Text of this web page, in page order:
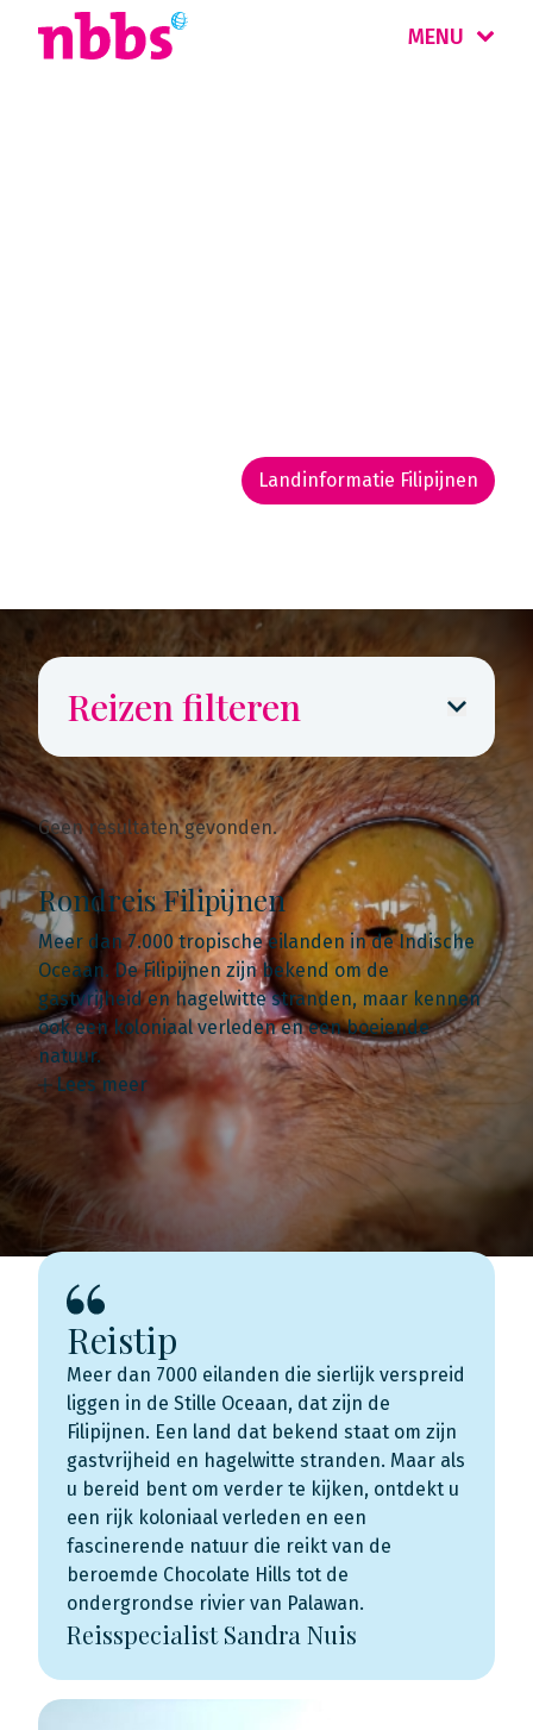
MENU
Landinformatie Filipijnen
Reizen filteren
Geen resultaten gevonden.
Rondreis Filipijnen
Meer dan 7.000 tropische eilanden in de Indische
Oceaan. De Filipijnen zijn bekend om de
gastvrijheid en hagelwitte stranden, maar kennen
ook een koloniaal verleden en een boeiende
natuur.
Lees meer
Reistip
Meer dan 7000 eilanden die sierlijk verspreid
liggen in de Stille Oceaan, dat zijn de
Filipijnen. Een land dat bekend staat om zijn
gastvrijheid en hagelwitte stranden. Maar als
u bereid bent om verder te kijken, ontdekt u
een rijk koloniaal verleden en een
fascinerende natuur die reikt van de
beroemde Chocolate Hills tot de
ondergrondse rivier van Palawan.
Reisspecialist Sandra Nuis